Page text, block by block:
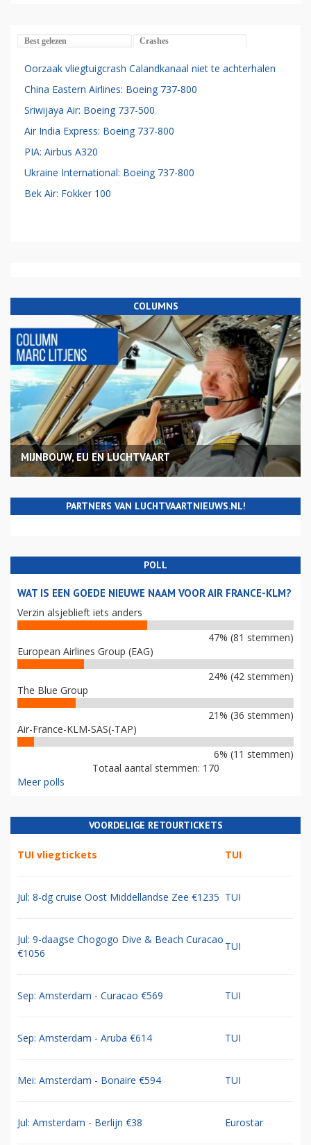
Best gelezen Crashes
Oorzaak vliegtuigcrash Calandkanaal niet te achterhalen
China Eastern Airlines: Boeing 737-800
Sriwijaya Air: Boeing 737-500
Air India Express: Boeing 737-800
PIA: Airbus A320
Ukraine International: Boeing 737-800
Bek Air: Fokker 100
COLUMNS
MIJNBOUW, EU EN LUCHTVAART
PARTNERS VAN LUCHTVAARTNIEUWS.NL!
POLL
WAT IS EEN GOEDE NIEUWE NAAM VOOR AIR FRANCE-KLM?
Verzin alsjeblieft iets anders
47% (81 stemmen)
European Airlines Group (EAG)
24% (42 stemmen)
The Blue Group
21% (36 stemmen)
Air-France-KLM-SAS(-TAP)
6% (11 stemmen)
Totaal aantal stemmen: 170
Meer polls
VOORDELIGE RETOURTICKETS
TUI vliegtickets TUI
Jul: 8-dg cruise Oost Middellandse Zee €1235 TUI
Jul: 9-daagse Chogogo Dive & Beach Curacao
€1056
TUI
Sep: Amsterdam - Curacao €569 TUI
Sep: Amsterdam - Aruba €614 TUI
Mei: Amsterdam - Bonaire €594 TUI
Jul: Amsterdam - Berlijn €38 Eurostar